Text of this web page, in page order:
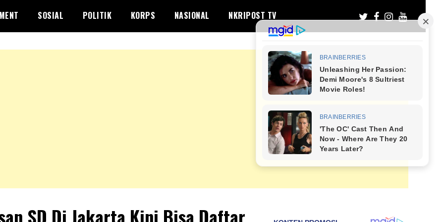
SOSIAL POLITIK KORPS NASIONAL NKRIPOST TV
SD Di Jakarta Kini Bisa Daftar